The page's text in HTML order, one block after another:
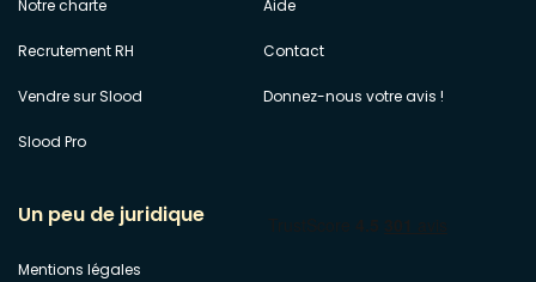
Notre charte
Recrutement RH
Vendre sur Slood
Slood Pro
Aide
Contact
Donnez-nous votre avis !
Un peu de juridique
Mentions légales